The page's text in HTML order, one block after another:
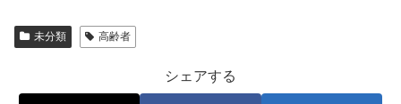
未分類 高齢者
シェアする